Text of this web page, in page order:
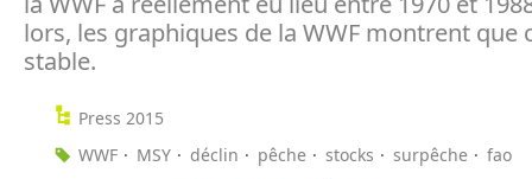
lors, les graphiques de la WWF montrent que
stable.
Press 2015
WWF
MSY déclin pêche stocks surpêche fao